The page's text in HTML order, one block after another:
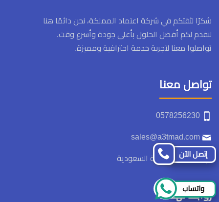
شكرًا لثقتكم في شركة اعتماد المملكة، نحن دائمًا هنا
لنقدم لكم أفضل الحلول بأعلى جودة وأسرع وقت.
تواصلوا معنا لتجربة خدمة احترافية ومميزة.
تواصل معنا
المملكة العربية السعودية
روابط تهمك
إتصل الآن
واتساب